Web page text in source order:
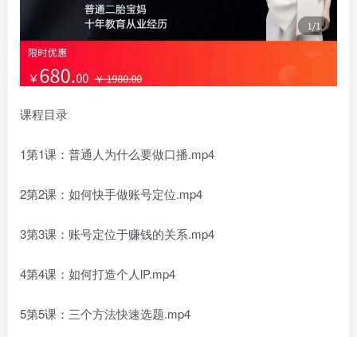
课程目录
1第1课：普通人为什么要做口播.mp4
2第2课：如何快手做账号定位.mp4
3第3课：账号定位于赚钱的关系.mp4
4第4课：如何打造个人lP.mp4
5第5课：三个方法快速选题.mp4